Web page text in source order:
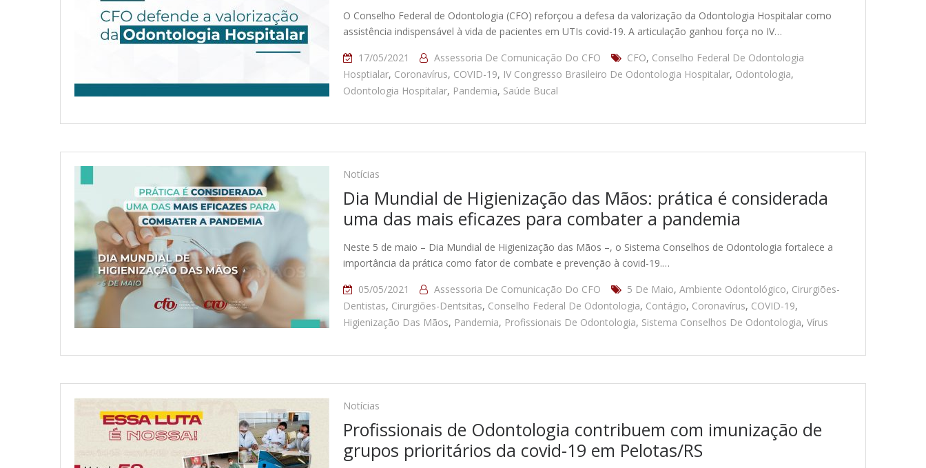
O Conselho Federal de Odontologia (CFO) reforçou a defesa da valorização da Odontologia Hospitalar como
assistência indispensável à vida de pacientes em UTIs covid-19. A articulação ganhou força no IV…
17/05/2021
Assessoria De Comunicação Do CFO CFO, Conselho Federal De Odontologia
Hosptialar, Coronavírus, COVID-19, IV Congresso Brasileiro De Odontologia Hospitalar, Odontologia,
Odontologia Hospitalar, Pandemia, Saúde Bucal
Notícias
Dia Mundial de Higienização das Mãos: prática é considerada
uma das mais eficazes para combater a pandemia
Neste 5 de maio – Dia Mundial de Higienização das Mãos –, o Sistema Conselhos de Odontologia fortalece a
importância da prática como fator de combate e prevenção à covid-19.…
05/05/2021
Assessoria De Comunicação Do CFO 5 De Maio, Ambiente Odontológico, Cirurgiões-
Dentistas, Cirurgiões-Dentsitas, Conselho Federal De Odontologia, Contágio, Coronavírus, COVID-19,
Higienização Das Mãos, Pandemia, Profissionais De Odontologia, Sistema Conselhos De Odontologia, Vírus
Notícias
Profissionais de Odontologia contribuem com imunização de
grupos prioritários da covid-19 em Pelotas/RS